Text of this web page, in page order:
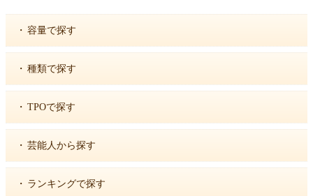
・ 容量で探す
・ 種類で探す
・ TPOで探す
・ 芸能人から探す
・ ランキングで探す